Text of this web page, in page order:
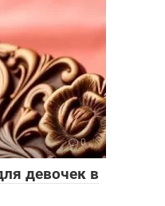
0
девочек в